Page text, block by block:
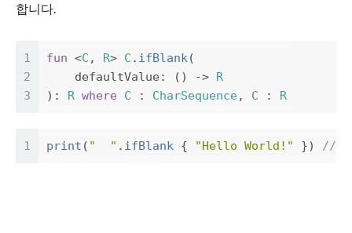
합니다.
1
2
3
fun <C , R> C . ifBlank(
defaultValue : () -> R
):
R where C : CharSequence, C : R
1 print ( "  " . ifBlank { "Hello World!" }) //